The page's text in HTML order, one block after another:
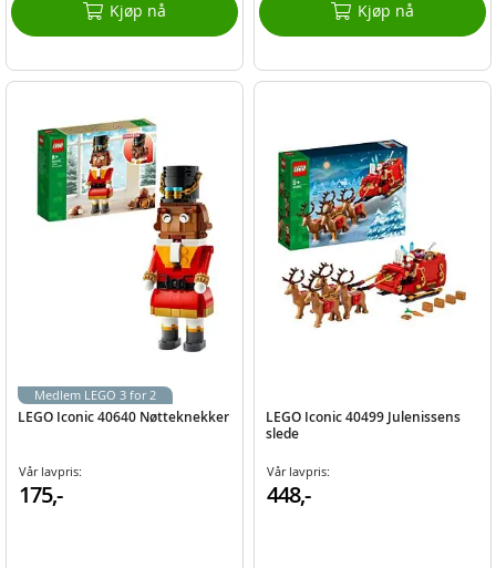
Kjøp nå Kjøp nå
LEGO Iconic 40640 Nøtteknekker
Vår lavpris:
175,-
Medlem LEGO 3 for 2
LEGO Iconic 40499 Julenissens
slede
Vår lavpris:
448,-